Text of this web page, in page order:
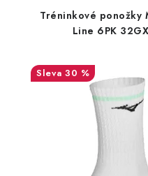
Tréninkové ponožky
Line 6PK
30 %